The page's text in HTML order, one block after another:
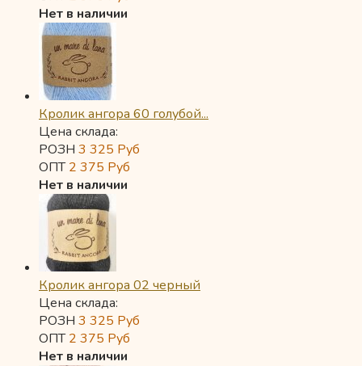
Нет в наличии
Кролик ангора 60 голубой...
Цена склада:
РОЗН 3 325 Руб
ОПТ2 375 Руб
Нет в наличии
Кролик ангора 02 черный
Цена склада:
РОЗН 3 325 Руб
ОПТ2 375 Руб
Нет в наличии